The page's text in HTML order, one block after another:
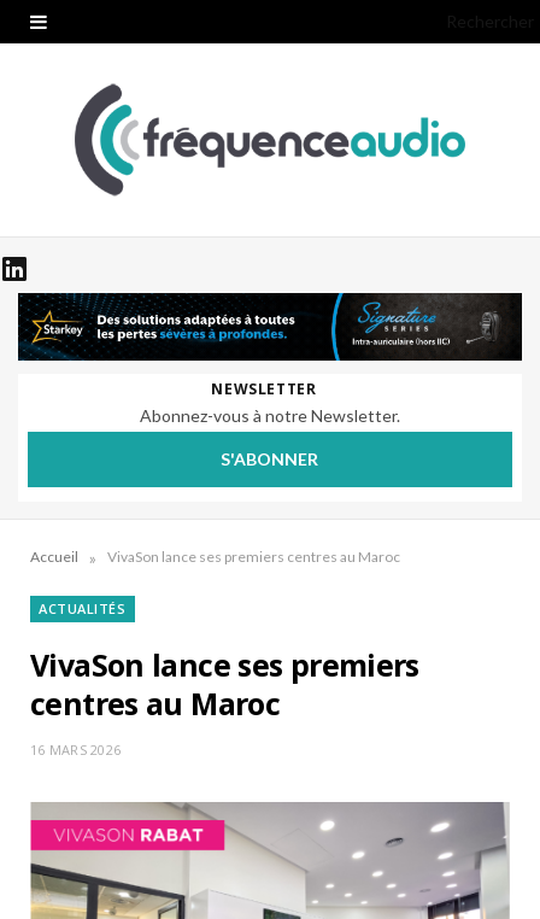
NEWSLETTER
Abonnez-vous à notre Newsletter.
S'ABONNER
Accueil » VivaSon lance ses premiers centres au Maroc
ACTUALITÉS
VivaSon lance ses premiers
centres au Maroc
16 MARS 2026